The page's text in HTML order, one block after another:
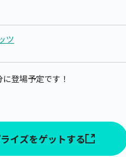
ツ
登場予定です！
イズをゲットする